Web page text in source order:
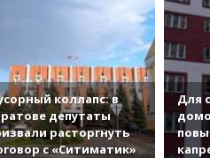
коллапс: в
депутаты
расторгнуть
с «Ситиматик»
Для